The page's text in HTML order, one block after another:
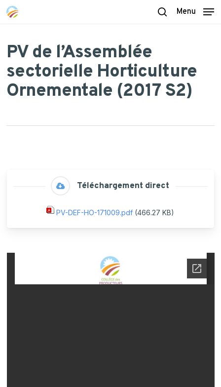
Skip
content
Menu
PV de l’Assemblée
sectorielle Horticulture
Ornementale (2017 S2)
Téléchargement direct
PV-DEF-HO-171009.pdf (466.27 KB)